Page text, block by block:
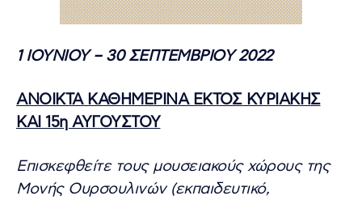
1 ΙΟΥΝΙΟΥ – 30 ΣΕΠΤΕΜΒΡΙΟΥ 2022
ΑΝΟΙΚΤΑ ΚΑΘΗΜΕΡΙΝΑ ΕΚΤΟΣ ΚΥΡΙΑΚΗΣ
ΚΑΙ 15η ΑΥΓΟΥΣΤΟΥ
Επισκεφθείτε τους μουσειακούς χώρους της
Μονής Ουρσουλινών (εκπαιδευτικό,